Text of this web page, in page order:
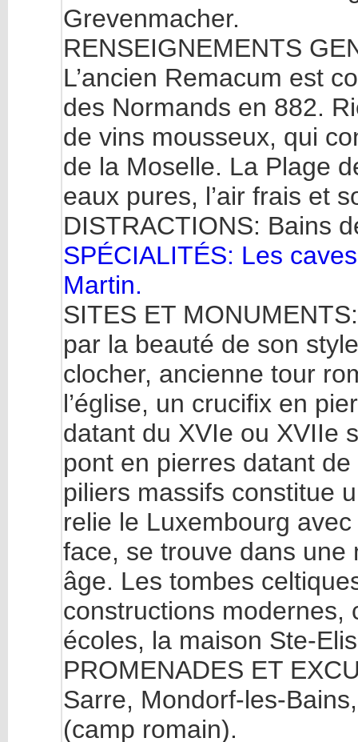
Grevenmacher.
RENSEIGNEMENTS
L’ancien Remacum est
des Normands en 882.
de vins mousseux, qui
de la Moselle. La Plage
eaux pures, l’air frais et
DISTRACTIONS: Bains
SPÉCIALITÉS: Les
Martin.
SITES ET
par la beauté de son
clocher, ancienne tour
l’église, un crucifix en
datant du XVIe ou XVIIe
pont en pierres datant
piliers massifs constitue
relie le Luxembourg avec
face, se trouve dans une
âge. Les tombes
constructions modernes,
écoles, la maison Ste-
PROMENADES ET
Sarre, Mondorf-les-
(camp romain).